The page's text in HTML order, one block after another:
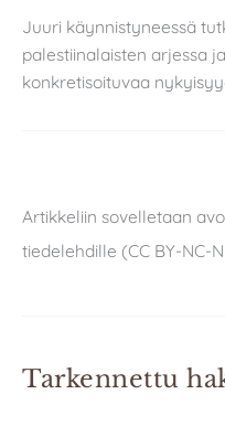
Juuri käynnistyneessä
palestiinalaisten arjessa
konkretisoituvaa
Artikkeliin sovelletaan
tiedelehdille (CC BY-NC-
Tarkennettu